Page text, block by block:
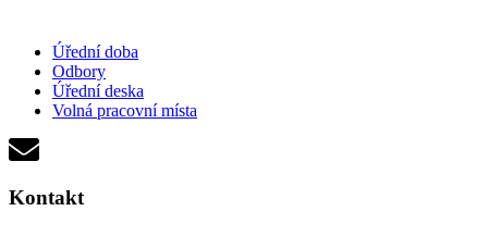
Úřední doba
Odbory
Úřední deska
Volná pracovní místa
Kontakt